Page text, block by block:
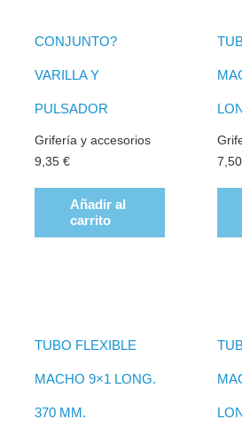
CONJUNTO?
VARILLA Y
PULSADOR
Grifería y accesorios
9,35€
Añadir al
carrito
7,50
TUBO FLEXIBLE
MACHO 9×1 LONG.
370 MM.